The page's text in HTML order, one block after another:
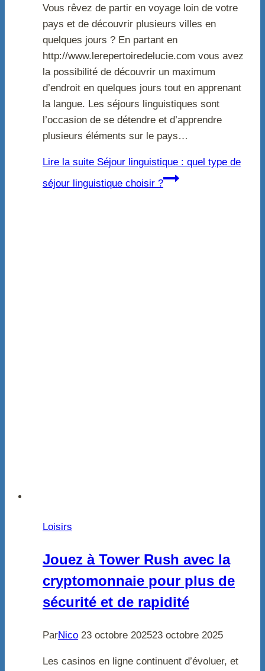
Vous rêvez de partir en voyage loin de votre
pays et de découvrir plusieurs villes en
quelques jours ? En partant en
http://www.lerepertoiredelucie.com vous avez
la possibilité de découvrir un maximum
d’endroit en quelques jours tout en apprenant
la langue. Les séjours linguistiques sont
l’occasion de se détendre et d’apprendre
plusieurs éléments sur le pays…
Lire la suite Séjour linguistique : quel type de
séjour linguistique choisir ?
Loisirs
Jouez à Tower Rush avec la
cryptomonnaie pour plus de
sécurité et de rapidité
ParNico 23 octobre 202523 octobre 2025
Les casinos en ligne continuent d’évoluer, et